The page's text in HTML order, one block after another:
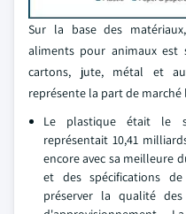
Sur la base des
aliments pour animaux est
cartons, jute, métal et
représente la part de marché
Le plastique était le
représentait 10,41
encore avec sa meilleure
et des spécifications
préserver la qualité